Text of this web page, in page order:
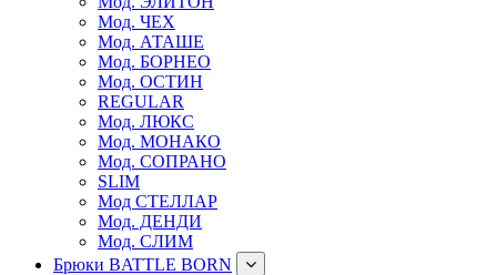
Мод. ЧЕХ
Мод. АТАШЕ
Мод. БОРНЕО
Мод. ОСТИН
REGULAR
Мод. ЛЮКС
Мод. МОНАКО
Мод. СОПРАНО
SLIM
Мод СТЕЛЛАР
Мод. ДЕНДИ
Мод. СЛИМ
Брюки BATTLE BORN